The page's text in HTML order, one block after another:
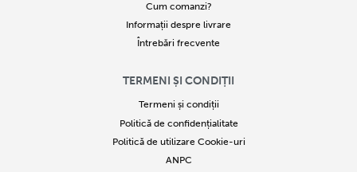
Cum comanzi?
Informații despre livrare
Întrebări frecvente
TERMENI ȘI CONDIȚII
Termeni și condiții
Politică de confidențialitate
Politică de utilizare Cookie-uri
ANPC